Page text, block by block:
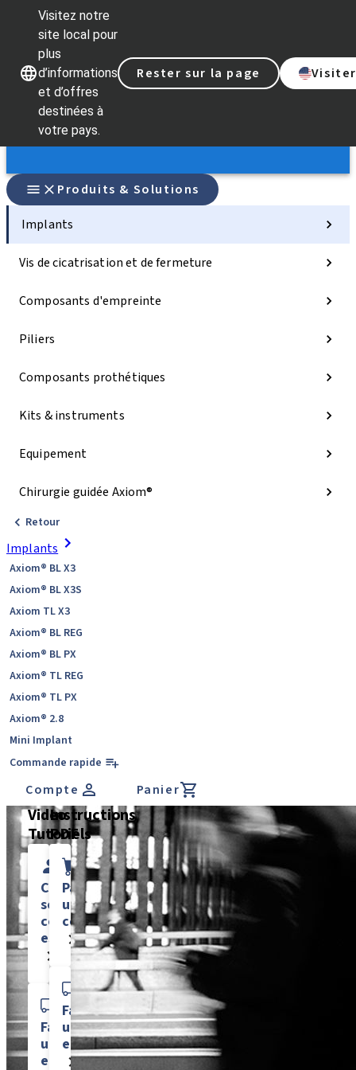
Visitez notre
site local pour
plus
d’informations
et d’offres
destinées à
votre pays.
Rester sur la page
Visiter
Nos marquesNos marques
Produits & Solutions
Implants
Vis de cicatrisation et de fermeture
Composants d'empreinte
Piliers
Composants prothétiques
Kits & instruments
Equipement
Chirurgie guidée Axiom®
Retour
Implants
Axiom® BL X3
Axiom® BL X3S
Axiom TL X3
Axiom® BL REG
Axiom® BL PX
Axiom® TL REG
Axiom® TL PX
Axiom® 2.8
Mini Implant
Commande rapide
Compte Panier
Video
Tutoriels
Créer
son
compte
eShop
Faire
un
eReturn
Instructions
PDF
Passer
une
commande
Faire
un
eReturn